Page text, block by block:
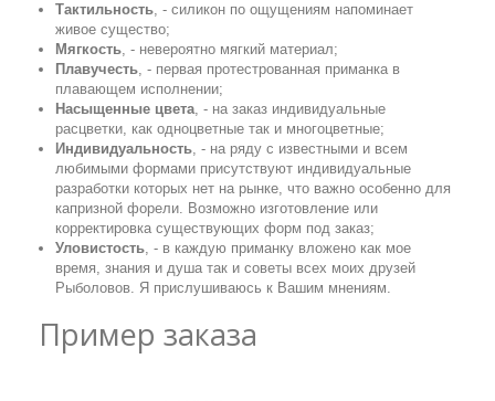
Тактильность, - силикон по ощущениям напоминает
живое существо;
Мягкость, - невероятно мягкий материал;
Плавучесть, - первая протестрованная приманка в
плавающем исполнении;
Насыщенные цвета, - на заказ индивидуальные
расцветки, как одноцветные так и многоцветные;
Индивидуальность, - на ряду с известными и всем
любимыми формами присутствуют индивидуальные
разработки которых нет на рынке, что важно особенно для
капризной форели. Возможно изготовление или
корректировка существующих форм под заказ;
Уловистость, - в каждую приманку вложено как мое
время, знания и душа так и советы всех моих друзей
Рыболовов. Я прислушиваюсь к Вашим мнениям.
Пример заказа